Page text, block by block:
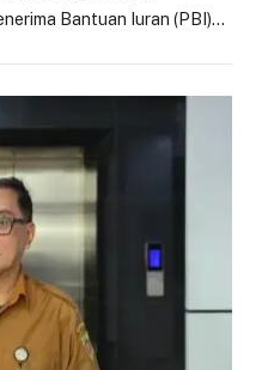
Bantuan Iuran (PBI)…